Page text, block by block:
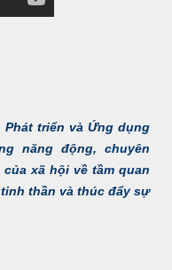
Phát triển và Ứng dụng
năng động, chuyên
xã hội về tầm quan
thần và thúc đẩy sự